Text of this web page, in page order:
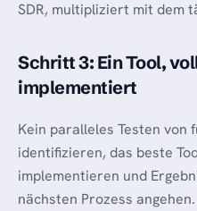
SDR, multipliziert mit dem
Schritt 3: Ein Tool,
implementiert
Kein paralleles Testen von
identifizieren, das beste
implementieren und
nächsten Prozess angehen.